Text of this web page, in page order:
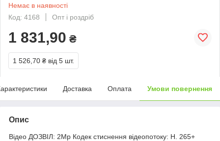
Немає в наявності
Код: 4168
Опт і роздріб
1 831,90 ₴
1 526,70 ₴ від 5 шт.
Доставка Оплата Умови повернення
Опис
Відео ДОЗВІЛ: 2Mp Кодек стиснення відеопотоку: H. 265+